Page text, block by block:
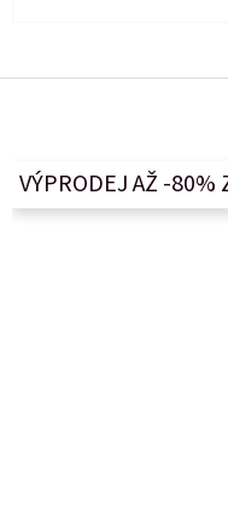
VÝPRODEJ AŽ -80%